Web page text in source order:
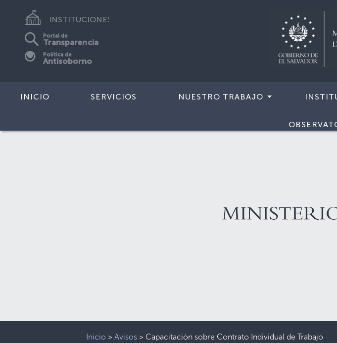
INSTITUCIONES
Portal de
Transparencia
Política de
Antisoborno
INICIO SERVICIOS NUESTRO TRABAJO
Inicio >Avisos > Capacitación sobre Contrato Individual de Trabajo